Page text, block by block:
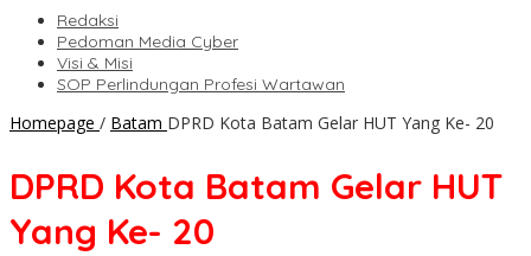
Redaksi
Pedoman Media Cyber
Visi & Misi
SOP Perlindungan Profesi Wartawan
Homepage / Batam DPRD Kota Batam Gelar HUT Yang Ke- 20
DPRD Kota Batam Gelar HUT
Yang Ke- 20